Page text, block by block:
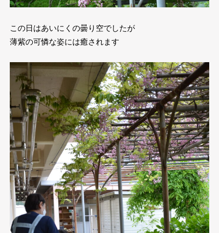
この日はあいにくの曇り空でしたが
薄紫の可憐な姿には癒されます